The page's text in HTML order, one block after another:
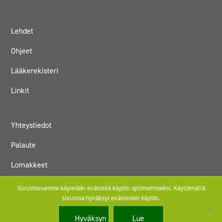
Lehdet
Ohjeet
Lääkerekisteri
Linkit
Yhteystiedot
Palaute
Lomakkeet
Tukijat
Sivustossamme käytetään evästeitä käytön optimoimiseksi. Käyttämällä
sivustoa hyväksyt evästeiden käytön.
Hyväksyn Lue